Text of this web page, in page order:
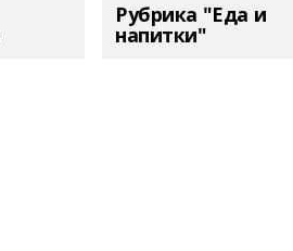
Рубрика "Еда и
напитки"